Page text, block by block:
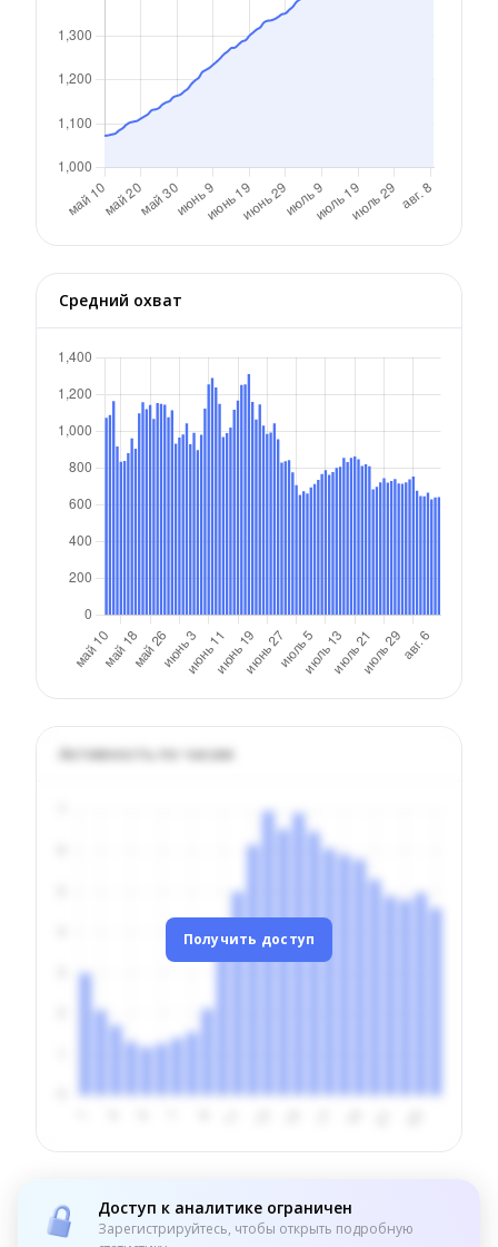
Средний охват
Активность по часам
Получить доступ
Доступ к аналитике ограничен
Зарегистрируйтесь, чтобы открыть подробную